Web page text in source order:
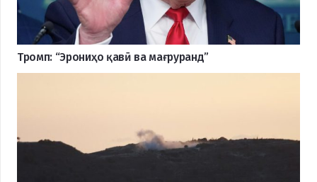
Тромп: “Эрониҳо қавӣ ва мағруранд”